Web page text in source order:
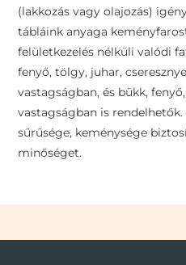
(lakkozás vagy olajozás)
tábláink anyaga
felületkezelés nélküli valódi
fenyő, tölgy, juhar,
vastagságban, és bükk,
vastagságban is
sűrűsége, keménysége
minőséget.